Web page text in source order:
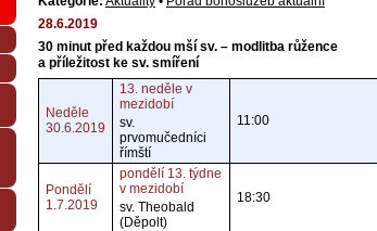
28.6.2019
30 minut před každou mší sv. – modlitba růžence
a příležitost ke sv. smíření
Neděle
30.6.2019
13. neděle v
mezidobí
sv.
prvomučedníci
římští
11:00
Pondělí
1.7.2019
pondělí 13. týdne
v mezidobí
sv. Theobald
(Děpolt)
18:30